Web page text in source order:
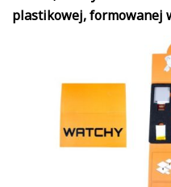
plastikowej, formowanej